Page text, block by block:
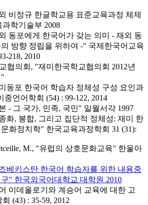
비정규 한글학교용 표준교육과정 체제
학기술부 2008
동포에게 한국어가 갖는 의미 - 재외 동
방향 정립을 위하여 -" 국제한국어교육
218, 2010
협의회, "재미한국학교협의회 2012년
동포 한국어 학습자 정체성 구성 요인과
언어학회 (54) : 99-122, 2014
- 그 국가, 민족, 국민" 일월서각 1997
화, 봉합, 그리고 집단적 정체성: 재미 한
화정치학" 한국교육과정학회 31 (31):
M., "유럽의 상호문화교육" 한울아
베키스탄 한국어 학습자를 위한 내용중
" 한국외국어대학교 대학원 2010
이데올로기와 계승어 교육에 대한 고
(43) : 35-59, 2012